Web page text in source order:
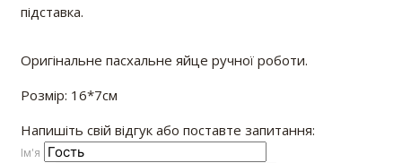
підставка.
Оригінальне пасхальне яйце ручної роботи.
Розмір: 16*7см
Напишіть свій відгук або поставте запитання:
Iм'я